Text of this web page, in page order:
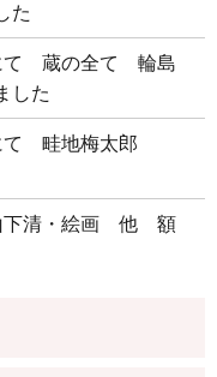
た
て 蔵の全て 輪島
した
て 畦地梅太郎
下清・絵画 他 額